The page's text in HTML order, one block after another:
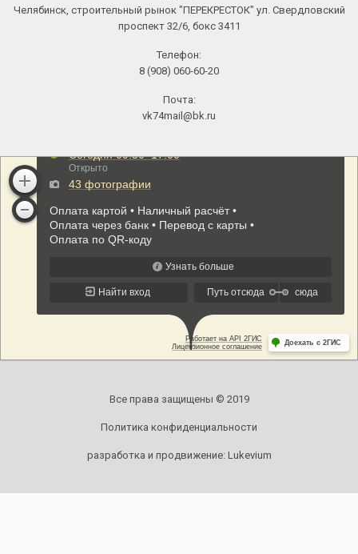
Челябинск, строительный рынок "ПЕРЕКРЕСТОК" ул. Свердловский
проспект 32/6, бокс 3411
Телефон:
8 (908) 060-60-20
Почта:
vk74mail@bk.ru
Все права защищены © 2019
Политика конфиденциальности
разработка и продвижение: Lukevium